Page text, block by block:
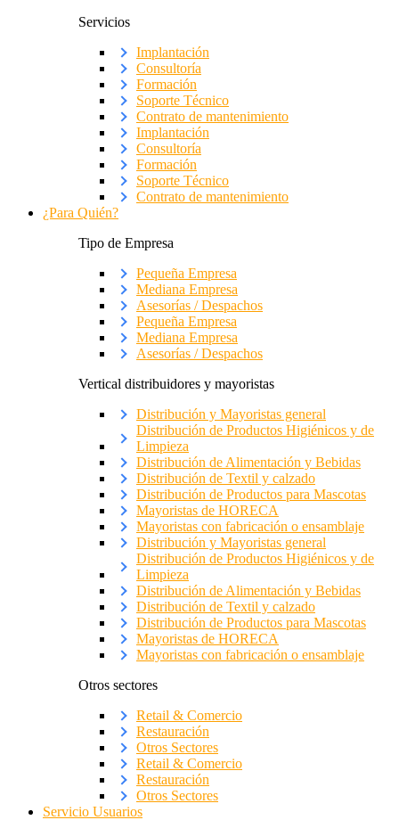
Servicios
Implantación
Consultoría
Formación
Soporte Técnico
Contrato de mantenimiento
Implantación
Consultoría
Formación
Soporte Técnico
Contrato de mantenimiento
¿Para Quién?
Tipo de Empresa
Pequeña Empresa
Mediana Empresa
Asesorías / Despachos
Pequeña Empresa
Mediana Empresa
Asesorías / Despachos
Vertical distribuidores y mayoristas
Distribución y Mayoristas general
Distribución de Productos Higiénicos y de
Limpieza
Distribución de Alimentación y Bebidas
Distribución de Textil y calzado
Distribución de Productos para Mascotas
Mayoristas de HORECA
Mayoristas con fabricación o ensamblaje
Distribución y Mayoristas general
Distribución de Productos Higiénicos y de
Limpieza
Distribución de Alimentación y Bebidas
Distribución de Textil y calzado
Distribución de Productos para Mascotas
Mayoristas de HORECA
Mayoristas con fabricación o ensamblaje
Otros sectores
Retail & Comercio
Restauración
Otros Sectores
Retail & Comercio
Restauración
Otros Sectores
Servicio Usuarios